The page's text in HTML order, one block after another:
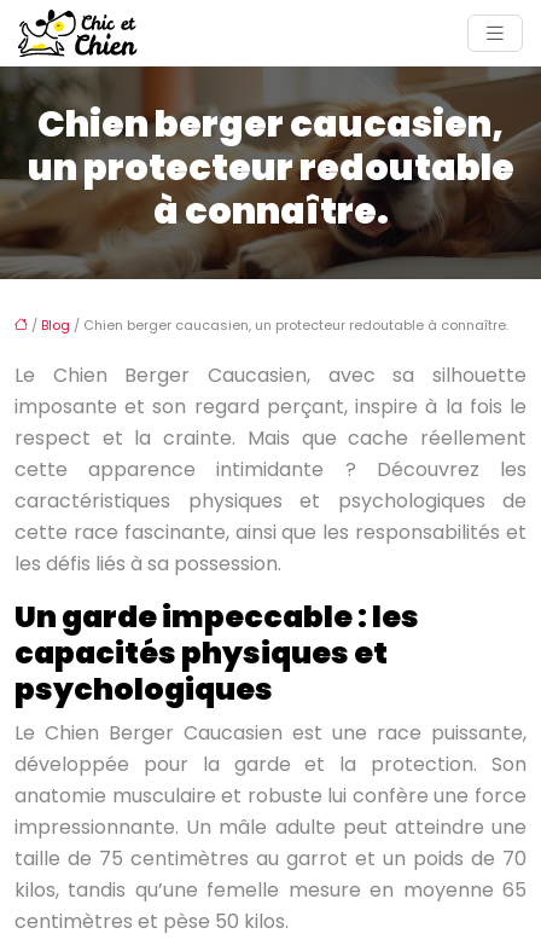
Chien berger caucasien,
un protecteur redoutable
à connaître.
/Blog / Chien berger caucasien, un protecteur redoutable à connaître.
Le Chien Berger Caucasien, avec sa silhouette
imposante et son regard perçant, inspire à la fois le
respect et la crainte. Mais que cache réellement
cette apparence intimidante ? Découvrez les
caractéristiques physiques et psychologiques de
cette race fascinante, ainsi que les responsabilités et
les défis liés à sa possession.
Un garde impeccable : les
capacités physiques et
psychologiques
Le Chien Berger Caucasien est une race puissante,
développée pour la garde et la protection. Son
anatomie musculaire et robuste lui confère une force
impressionnante. Un mâle adulte peut atteindre une
taille de 75 centimètres au garrot et un poids de 70
kilos, tandis qu’une femelle mesure en moyenne 65
centimètres et pèse 50 kilos.